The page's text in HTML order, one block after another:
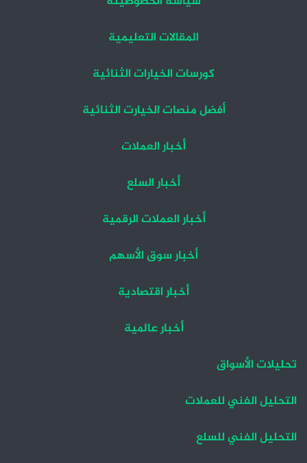
المقالات التعليمية
كورسات الخيارات الثنائية
أفضل منصات الخيارت الثنائية
أخبار العملات
أخبار السلع
أخبار العملات الرقمية
أخبار سوق الأسهم
أخبار اقتصادية
أخبار عالمية
تحليلات الأسواق
التحليل الفني للعملات
التحليل الفني للسلع